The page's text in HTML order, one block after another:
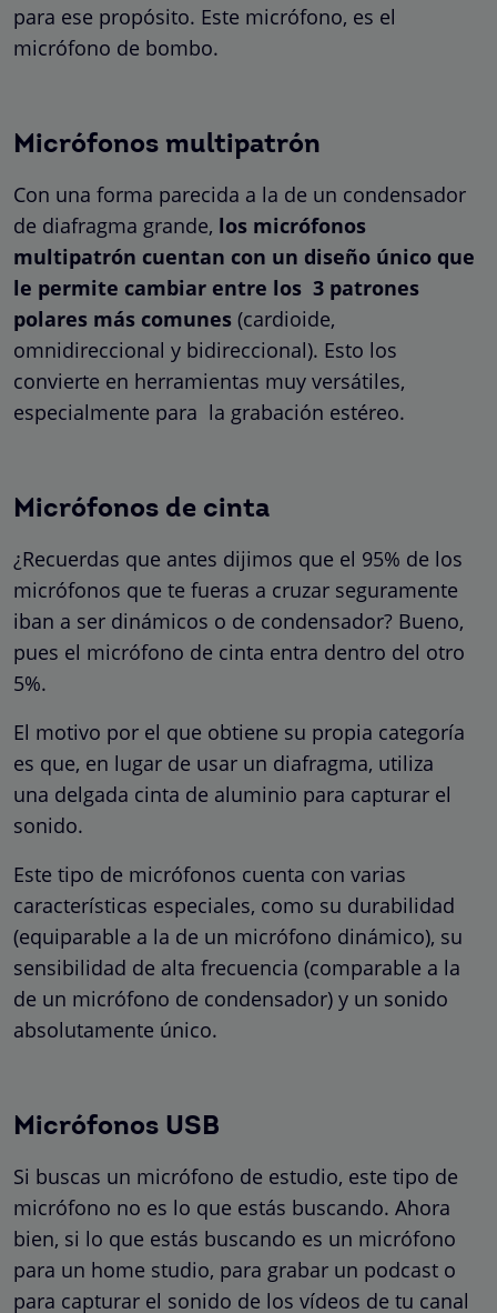
para ese propósito. Este micrófono, es el
micrófono de bombo.
Micrófonos multipatrón
Con una forma parecida a la de un condensador
de diafragma grande, los micrófonos
multipatrón cuentan con un diseño único que
le permite cambiar entre los 3 patrones
polares más comunes (cardioide,
omnidireccional y bidireccional). Esto los
convierte en herramientas muy versátiles,
especialmente para la grabación estéreo.
Micrófonos de cinta
¿Recuerdas que antes dijimos que el 95% de los
micrófonos que te fueras a cruzar seguramente
iban a ser dinámicos o de condensador? Bueno,
pues el micrófono de cinta entra dentro del otro
5%.
El motivo por el que obtiene su propia categoría
es que, en lugar de usar un diafragma, utiliza
una delgada cinta de aluminio para capturar el
sonido.
Este tipo de micrófonos cuenta con varias
características especiales, como su durabilidad
(equiparable a la de un micrófono dinámico), su
sensibilidad de alta frecuencia (comparable a la
de un micrófono de condensador) y un sonido
absolutamente único.
Micrófonos USB
Si buscas un micrófono de estudio, este tipo de
micrófono no es lo que estás buscando. Ahora
bien, si lo que estás buscando es un micrófono
para un home studio, para grabar un podcast o
para capturar el sonido de los vídeos de tu canal